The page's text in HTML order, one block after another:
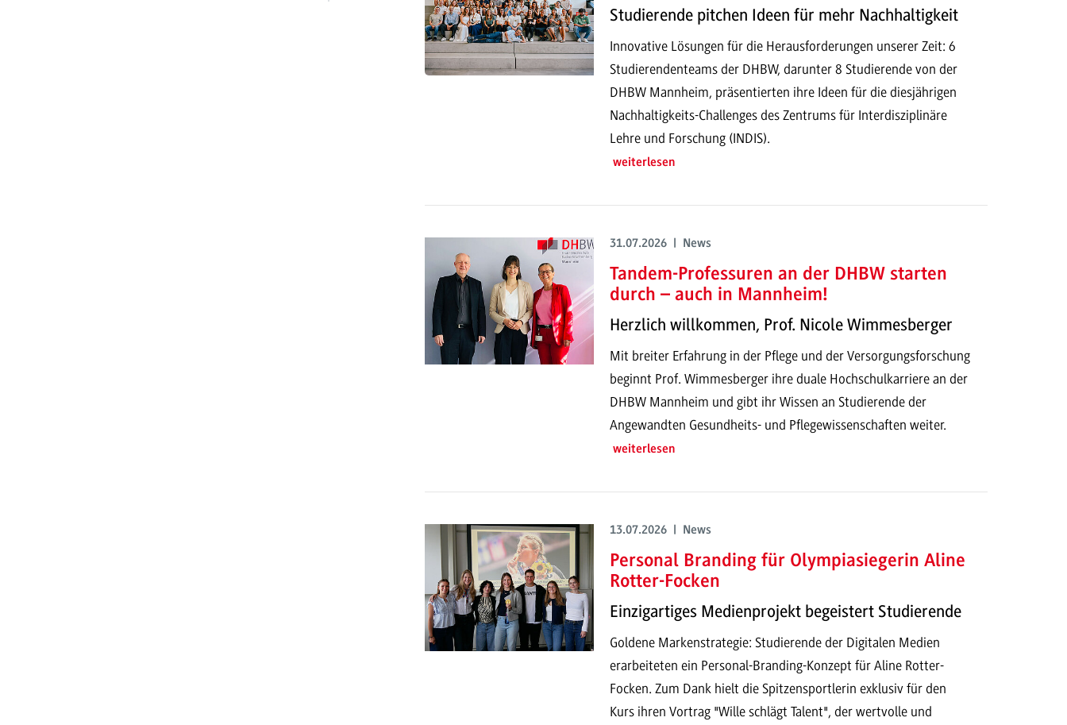
Studierende pitchen Ideen für mehr Nachhaltigkeit
Innovative Lösungen für die Herausforderungen unserer Zeit: 6
Studierendenteams der DHBW, darunter 8 Studierende von der
DHBW Mannheim, präsentierten ihre Ideen für die diesjährigen
Nachhaltigkeits-Challenges des Zentrums für Interdisziplinäre
Lehre und Forschung (INDIS).
weiterlesen
31.07.2026 | News
Tandem-Professuren an der DHBW starten
durch – auch in Mannheim!
Herzlich willkommen, Prof. Nicole Wimmesberger
Mit breiter Erfahrung in der Pflege und der Versorgungsforschung
beginnt Prof. Wimmesberger ihre duale Hochschulkarriere an der
DHBW Mannheim und gibt ihr Wissen an Studierende der
Angewandten Gesundheits- und Pflegewissenschaften weiter.
weiterlesen
13.07.2026 | News
Personal Branding für Olympiasiegerin Aline
Rotter-Focken
Einzigartiges Medienprojekt begeistert Studierende
Goldene Markenstrategie: Studierende der Digitalen Medien
erarbeiteten ein Personal-Branding-Konzept für Aline Rotter-
Focken. Zum Dank hielt die Spitzensportlerin exklusiv für den
Kurs ihren Vortrag "Wille schlägt Talent", der wertvolle und